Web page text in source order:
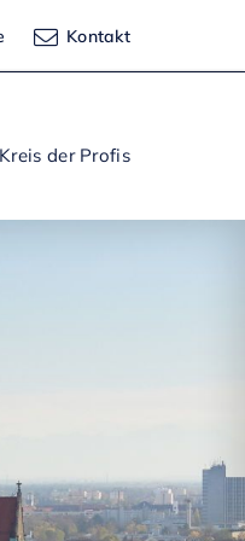
Kontakt
Kreis der Profis